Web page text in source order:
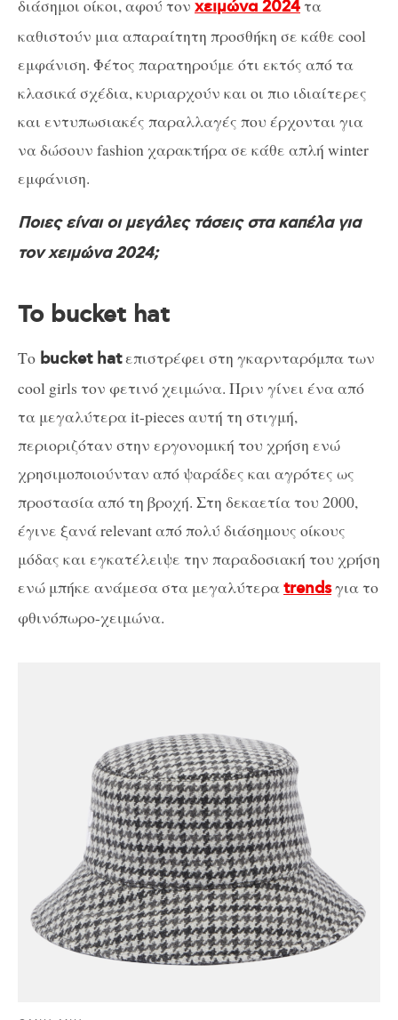
διάσημοι οίκοι, αφού τον χειμώνα 2024τα
καθιστούν μια απαραίτητη προσθήκη σε κάθε cool
εμφάνιση. Φέτος παρατηρούμε ότι εκτός από τα
κλασικά σχέδια, κυριαρχούν και οι πιο ιδιαίτερες
και εντυπωσιακές παραλλαγές που έρχονται για
να δώσουν fashion χαρακτήρα σε κάθε απλή winter
εμφάνιση.
Ποιες είναι οι μεγάλες τάσεις στα καπέλα για
τον χειμώνα 2024;
Το bucket hat
Το bucket hatεπιστρέφει στη γκαρνταρόμπα των
cool girls τον φετινό χειμώνα. Πριν γίνει ένα από
τα μεγαλύτερα it-pieces αυτή τη στιγμή,
περιοριζόταν στην εργονομική του χρήση ενώ
χρησιμοποιούνταν από ψαράδες και αγρότες ως
προστασία από τη βροχή. Στη δεκαετία του 2000,
έγινε ξανά relevant από πολύ διάσημους οίκους
μόδας και εγκατέλειψε την παραδοσιακή του χρήση
ενώ μπήκε ανάμεσα στα μεγαλύτεραtrendsγια το
φθινόπωρο-χειμώνα.